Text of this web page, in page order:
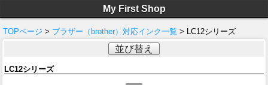
My First Shop
TOPページ > ブラザー（brother）対応インク一覧 > LC12シリーズ
並び替え
LC12シリーズ